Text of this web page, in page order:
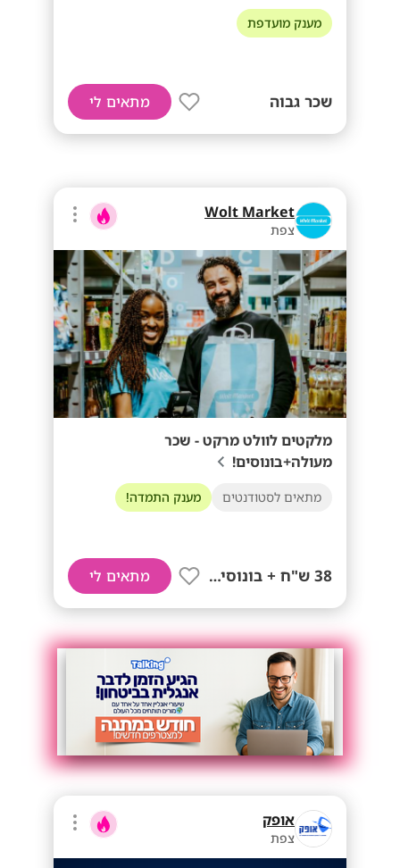
מענק מועדפת
שכר גבוה מתאים לי
Wolt Market
צפת
מלקטים לוולט מרקט - שכר
מעולה+בונוסים!
מתאים לסטודנטים מענק התמדה!
38 ש"ח + בונוסים!! מתאים לי
אופק
צפת